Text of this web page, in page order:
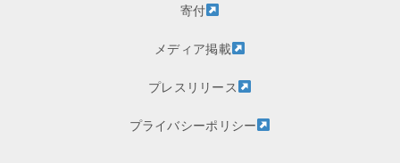
寄付
メディア掲載
プレスリリース
プライバシーポリシー